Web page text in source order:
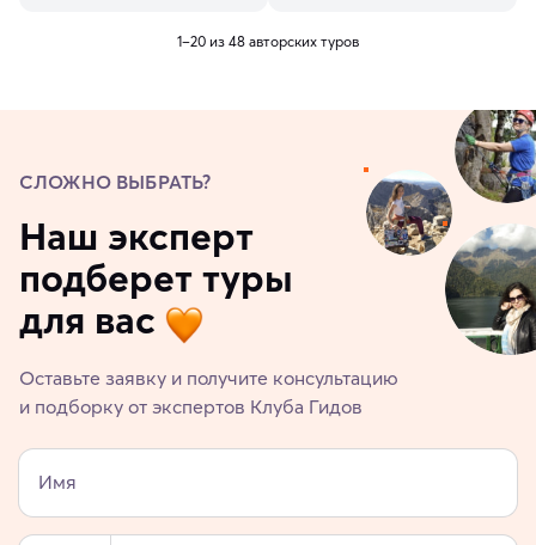
1–20 из 48 авторских туров
СЛОЖНО ВЫБРАТЬ?
Наш эксперт
подберет туры
для вас
Оставьте заявку и получите консультацию
и подборку от экспертов Клуба Гидов
Имя